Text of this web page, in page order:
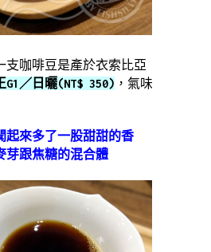
支咖啡豆是產於衣索比亞
G1／日曬(NT$ 350) ，氣味
起來多了一股甜甜的香
芽跟焦糖的混合體